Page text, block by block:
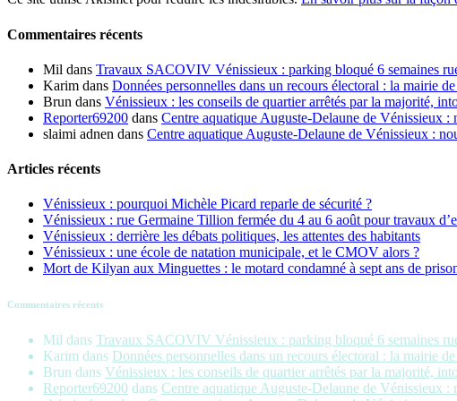
Commentaires récents
Mil dans Travaux SACOVIV Vénissieux : parking bloqué 6 semaines
Karim dans Données personnelles dans un recours électoral : la mairie
Brun dans Vénissieux : les conseils de quartier arrêtés par la majorité,
Reporter69200 dans Centre aquatique Auguste-Delaune de Vénissieux
slaimi adnen dans Centre aquatique Auguste-Delaune de Vénissieux :
Articles récents
Vénissieux : pourquoi Michèle Picard reparle de sécurité ?
Vénissieux : rue Germaine Tillion fermée du 4 au 6 août pour travaux
Vénissieux : derrière les débats politiques, les attentes des habitants
Vénissieux : une école de natation municipale, et le CMOV alors ?
Mort de Kilyan aux Minguettes : le motard condamné à sept ans de
Commentaires récents
Mil dans Travaux SACOVIV Vénissieux : parking bloqué 6 semaines
Karim dans Données personnelles dans un recours électoral : la mairie
Brun dans Vénissieux : les conseils de quartier arrêtés par la majorité,
Reporter69200 dans Centre aquatique Auguste-Delaune de Vénissieux